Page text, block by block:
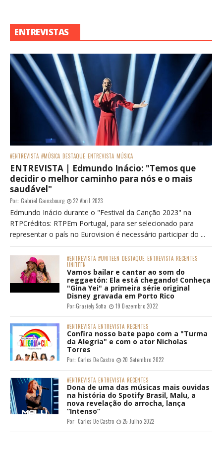
ENTREVISTAS
#ENTREVISTA #MÚSICA DESTAQUE ENTREVISTA MÚSICA
ENTREVISTA | Edmundo Inácio: "Temos que
decidir o melhor caminho para nós e o mais
saudável"
Por: Gabriel Gainsbourg 22 Abril 2023
Edmundo Inácio durante o "Festival da Canção 2023" na
RTPCréditos: RTPEm Portugal, para ser selecionado para
representar o país no Eurovision é necessário participar do ...
#ENTREVISTA #UNITEEN DESTAQUE ENTREVISTA RECENTES
UNITEEN
Vamos bailar e cantar ao som do
reggaetón: Ela está chegando! Conheça
"Gina Yei" a primeira série original
Disney gravada em Porto Rico
Por:Graziely Sofia 19 Dezembro 2022
#ENTREVISTA ENTREVISTA RECENTES
Confira nosso bate papo com a "Turma
da Alegria" e com o ator Nicholas
Torres
Por: Carlos De Castro 20 Setembro 2022
#ENTREVISTA ENTREVISTA RECENTES
Dona de uma das músicas mais ouvidas
na história do Spotify Brasil, Malu, a
nova revelação do arrocha, lança
“Intenso”
Por: Carlos De Castro 25 Julho 2022